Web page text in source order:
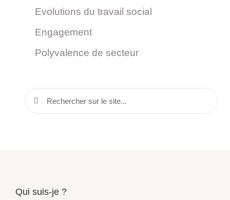
Evolutions du travail social
Engagement
Polyvalence de secteur
Qui suis-je ?